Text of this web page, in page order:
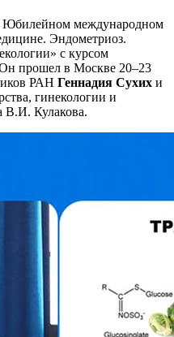
Юбилейном международном
Эндометриоз.
с курсом
прошел в Москве 20–23
РАН Геннадия Сухих и
гинекологии и
В.И. Кулакова.